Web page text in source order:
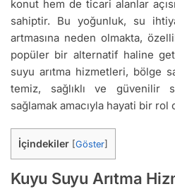
konut hem de ticari alanlar
sahiptir. Bu yoğunluk, su
artmasına neden olmakta,
popüler bir alternatif haline
suyu arıtma hizmetleri, bölge
temiz, sağlıklı ve güvenilir
sağlamak amacıyla hayati bir rol
İçindekiler Göster
Kuyu Suyu Arıtma